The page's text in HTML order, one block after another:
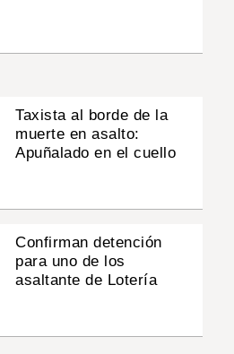
Taxista al borde de la
muerte en asalto:
Apuñalado en el cuello
Confirman detención
para uno de los
asaltante de Lotería